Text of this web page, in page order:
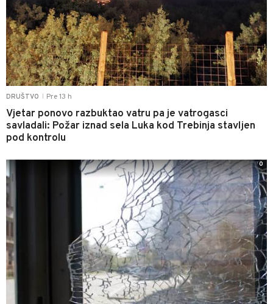
DRUŠTVO Pre 13 h
Vjetar ponovo razbuktao vatru pa je vatrogasci
savladali: Požar iznad sela Luka kod Trebinja stavljen
pod kontrolu
0